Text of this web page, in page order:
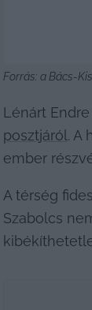
Forrás: a Bács-
Lénárt
posztjáról . A
ember
A térség
Szabolcs